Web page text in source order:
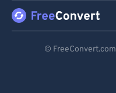
© FreeConvert.com